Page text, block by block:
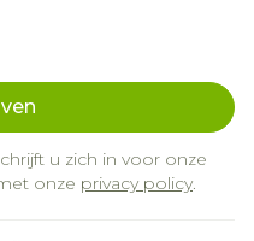
u zich in voor onze
onze privacy policy.